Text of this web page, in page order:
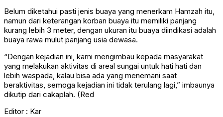
Belum diketahui pasti jenis buaya yang menerkam Hamzah itu,
namun dari keterangan korban buaya itu memiliki panjang
kurang lebih 3 meter, dengan ukuran itu buaya diindikasi adalah
buaya rawa mulut panjang usia dewasa.
“Dengan kejadian ini, kami mengimbau kepada masyarakat
yang melakukan aktivitas di areal sungai untuk hati hati dan
lebih waspada, kalau bisa ada yang menemani saat
beraktivitas, semoga kejadian ini tidak terulang lagi,” imbaunya
dikutip dari cakaplah. (Red
Editor : Kar